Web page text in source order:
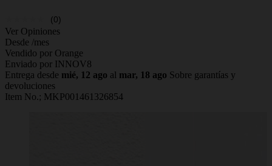
(0)
Ver Opiniones
Desde /mes
Vendido por Orange
Enviado por INNOV8
Entrega desde mié, 12 ago al mar, 18 ago Sobre garantías y
devoluciones
Item No.; MKP001461326854